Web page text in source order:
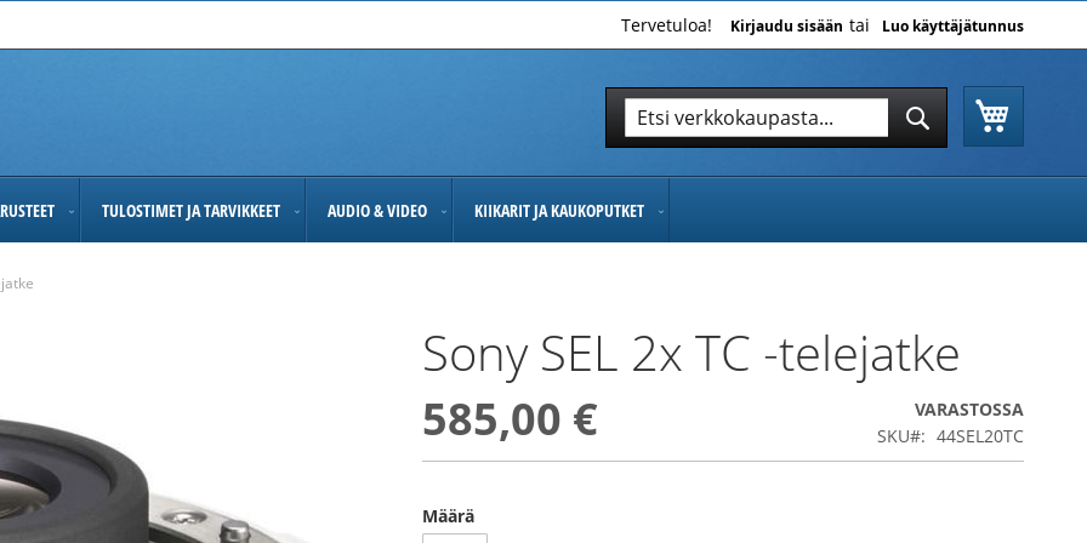
Tervetuloa! Kirjaudu sisään Luo käyttäjätunnus
Hae
TULOSTIMET JA TARVIKKEET AUDIO & VIDEO KIIKARIT JA KAUKOPUTKET
Sony SEL 2x TC -telejatke
585,00 €
VARASTOSSA
SKU
44SEL20TC
Määrä